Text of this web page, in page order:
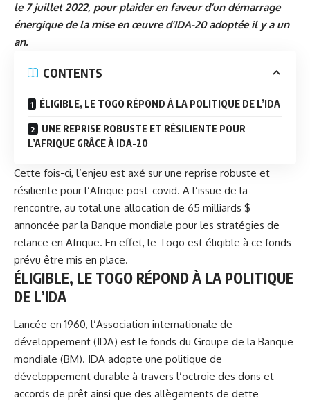
le 7 juillet 2022, pour plaider en faveur d’un démarrage
énergique de la mise en œuvre d’IDA-20 adoptée il y a un
an.
CONTENTS
ÉLIGIBLE, LE TOGO RÉPOND À LA POLITIQUE DE L’IDA
UNE REPRISE ROBUSTE ET RÉSILIENTE POUR
L’AFRIQUE GRÂCE À IDA-20
Cette fois-ci, l’enjeu est axé sur une reprise robuste et
résiliente pour l’Afrique post-covid. A l’issue de la
rencontre, au total une allocation de 65 milliards $
annoncée par la Banque mondiale pour les stratégies de
relance en Afrique. En effet, le Togo est éligible à ce fonds
prévu être mis en place.
ÉLIGIBLE, LE TOGO RÉPOND À LA POLITIQUE
DE L’IDA
Lancée en 1960, l’Association internationale de
développement (IDA) est le fonds du Groupe de la Banque
mondiale (BM). IDA adopte une politique de
développement durable à travers l’octroie des dons et
accords de prêt ainsi que des allègements de dette